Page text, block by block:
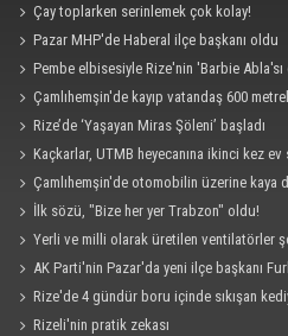
Çay toplarken serinlemek çok kolay!
Pazar MHP'de Haberal ilçe başkanı oldu
Pembe elbisesiyle Rize'nin 'Barbie
Çamlıhemşin'de kayıp vatandaş 600
Rize’de ‘Yaşayan Miras Şöleni’ başladı
Kaçkarlar, UTMB heyecanına ikinci kez
Çamlıhemşin'de otomobilin üzerine kaya
İlk sözü, "Bize her yer Trabzon" oldu!
Yerli ve milli olarak üretilen ventilatörler
AK Parti'nin Pazar'da yeni ilçe başkanı
Rize'de 4 gündür boru içinde sıkışan
Rizeli'nin pratik zekası